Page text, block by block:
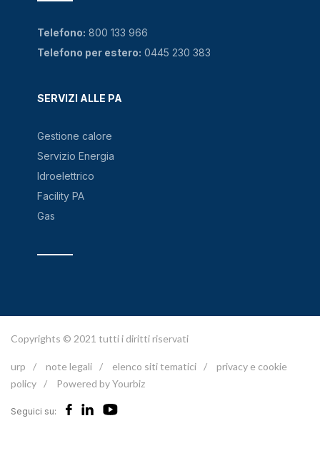
SERVIZI ALLE PA
Gestione calore
Servizio Energia
Idroelettrico
Facility PA
Gas
Telefono: 800 133 966
Telefono per estero: 0445 230 383
Copyrights © 2021 tutti i diritti riservati
urp / note legali / elenco siti tematici /
privacy e cookie
policy / Powered by Yourbiz
Seguici su: